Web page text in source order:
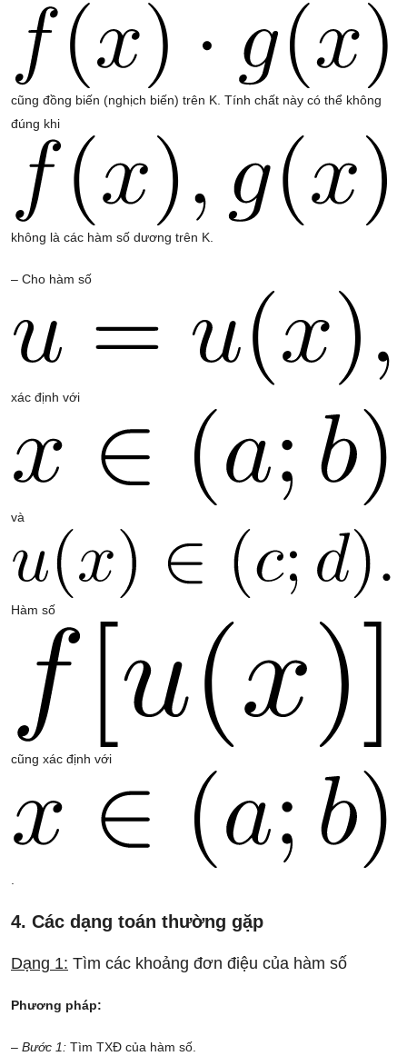
cũng đồng biến (nghịch biến) trên K. Tính chất này có thể không
đúng khi
không là các hàm số dương trên K.
– Cho hàm số
xác định với
và
Hàm số
cũng xác định với
4. Các dạng toán thường gặp
Dạng 1: Tìm các khoảng đơn điệu của hàm số
Phương pháp:
– Bước 1: Tìm TXĐ của hàm số.